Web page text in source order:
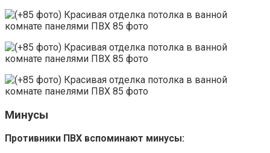
Минусы
Противники ПВХ вспоминают минусы: